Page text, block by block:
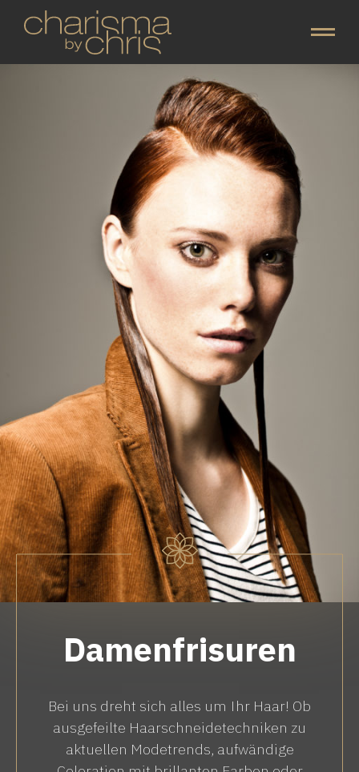
Damenfrisuren
Bei uns dreht sich alles um Ihr Haar! Ob
ausgefeilte Haarschneidetechniken zu
aktuellen Modetrends, aufwändige